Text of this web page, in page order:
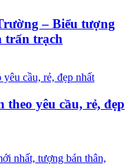
– Biểu tượng
trấn trạch
yêu cầu, rẻ, đẹp